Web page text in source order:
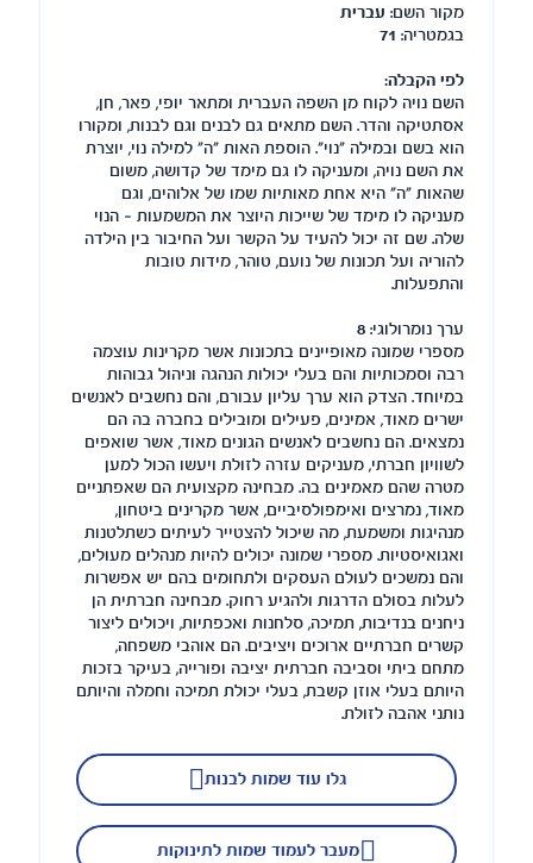
מקור השם: עברית
בגמטריה: 71
לפי הקבלה:
השם נויה לקוח מן השפה העברית ומתאר יופי, פאר, חן,
אסתטיקה והדר. השם מתאים גם לבנים וגם לבנות, ומקורו
הוא בשם ובמילה "נוי". הוספת האות "ה" למילה נוי, יוצרת
את השם נויה, ומעניקה לו גם מימד של קדושה, משום
שהאות "ה" היא אחת מאותיות שמו של אלוהים, וגם
מעניקה לו מימד של שייכות היוצר את המשמעות – הנוי
שלה. שם זה יכול להעיד על הקשר ועל החיבור בין הילדה
להוריה ועל תכונות של נועם, טוהר, מידות טובות
והתפעלות.
ערך נומרולוגי: 8
מספרי שמונה מאופיינים בתכונות אשר מקרינות עוצמה
רבה וסמכותיות והם בעלי יכולות הנהגה וניהול גבוהות
במיוחד. הצדק הוא ערך עליון עבורם, והם נחשבים לאנשים
ישרים מאוד, אמינים, פעילים ומובילים בחברה בה הם
נמצאים. הם נחשבים לאנשים הגונים מאוד, אשר שואפים
לשוויון חברתי, מעניקים עזרה לזולת ויעשו הכול למען
מטרה שהם מאמינים בה. מבחינה מקצועית הם שאפתניים
מאוד, נמרצים ואימפולסיביים, אשר מקרינים ביטחון,
מנהיגות ומשמעת, מה שיכול להצטייר לעיתים כשתלטנות
ואגואיסטיות. מספרי שמונה יכולים להיות מנהלים מעולים,
והם נמשכים לעולם העסקים ולתחומים בהם יש אפשרות
לעלות בסולם הדרגות ולהגיע רחוק. מבחינה חברתית הן
ניחנים בנדיבות, תמיכה, סלחנות ואכפתיות, ויכולים ליצור
קשרים חברתיים ארוכים ויציבים. הם אוהבי משפחה,
מתחם ביתי וסביבה חברתית יציבה ופורייה, בעיקר בזכות
היותם בעלי אוזן קשבת, בעלי יכולת תמיכה וחמלה והיותם
נותני אהבה לזולת.
מעבר לעמוד שמות לתינוקות
גלו עוד שמות לבנות